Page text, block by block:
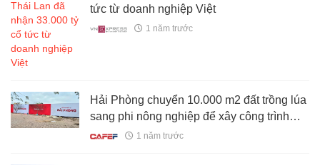
tức từ doanh nghiệp Việt
1 năm trước
Hải Phòng chuyển 10.000 m2 đất trồng lúa
sang phi nông nghiệp để xây công trình
thương mại, giao cho doanh nghiệp nội
1 năm trước